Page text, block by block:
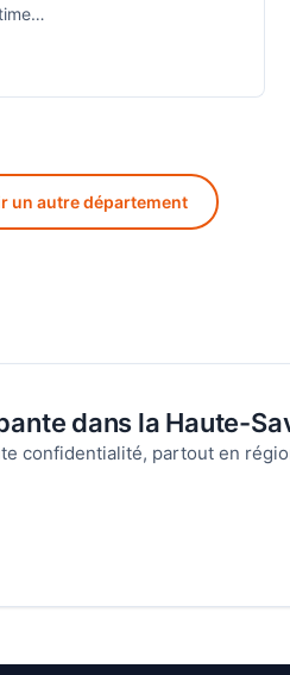
un autre département
dans la Haute-
confidentialité, partout en